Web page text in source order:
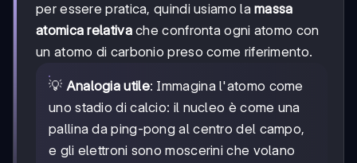
per essere pratica, quindi usiamo lamassa
atomica relativache confronta ogni atomo con
un atomo di carbonio preso come riferimento.
💡 Analogia utile: Immagina l'atomo come
uno stadio di calcio: il nucleo è come una
pallina da ping-pong al centro del campo,
e gli elettroni sono moscerini che volano